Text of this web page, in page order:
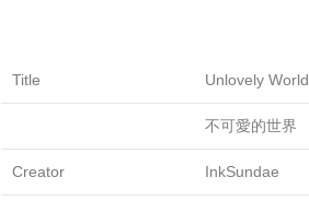
Title Unlovely World
不可愛的世界
Creator InkSundae